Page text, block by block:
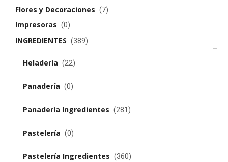
Flores y Decoraciones (7)
Impresoras (0)
INGREDIENTES (389)
Heladería (22)
Panadería (0)
Panadería Ingredientes (281)
Pastelería (0)
Pastelería Ingredientes (360)